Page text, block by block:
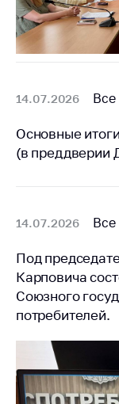
Беларусь
данных
Новости
Личный
граждан
Прямaя
линия
14.07.2026 Все
Основные
(в преддверии
14.07.2026 Все
Под
Карповича
Союзного
потребителей.